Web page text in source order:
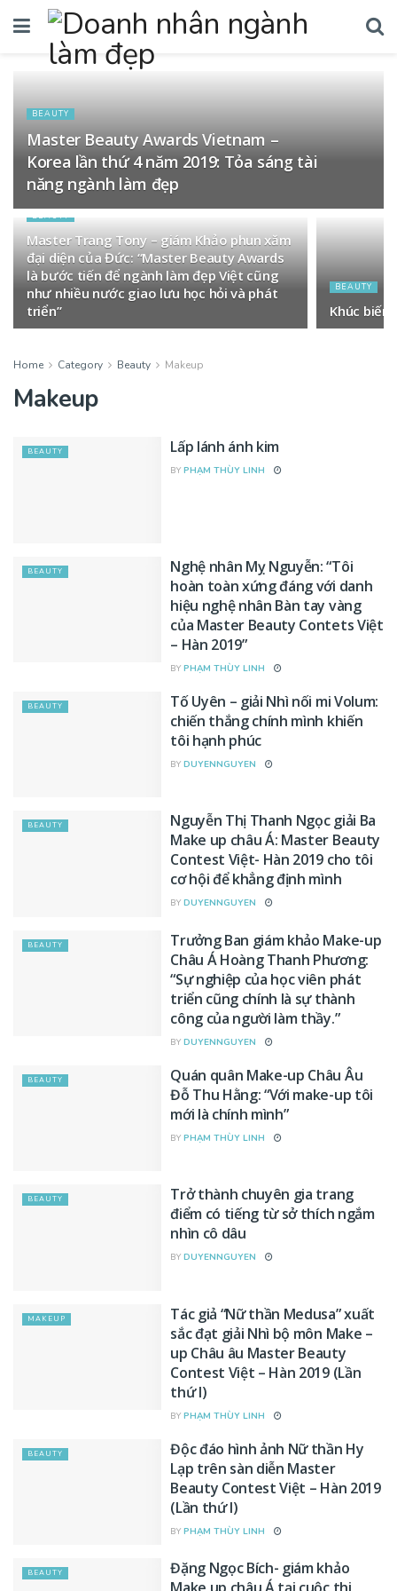
BEAUTY
Master Beauty Awards Vietnam –
Korea lần thứ 4 năm 2019: Tỏa sáng tài
năng ngành làm đẹp
BEAUTY
Master Trang Tony – giám Khảo phun xăm
đại diện của Đức: “Master Beauty Awards
là bước tiến để ngành làm đẹp Việt cũng
như nhiều nước giao lưu học hỏi và phát
triển”
BEAUTY
Khúc biến
Home Category Beauty Makeup
Makeup
BEAUTY Lấp lánh ánh kim
BY PHẠM THÙY LINH
BEAUTY
Nghệ nhân Mỵ Nguyễn: “Tôi
hoàn toàn xứng đáng với danh
hiệu nghệ nhân Bàn tay vàng
của Master Beauty Contets Việt
– Hàn 2019”
BY PHẠM THÙY LINH
BEAUTY
Tố Uyên – giải Nhì nối mi Volum:
chiến thắng chính mình khiến
tôi hạnh phúc
BY DUYENNGUYEN
BEAUTY
Nguyễn Thị Thanh Ngọc giải Ba
Make up châu Á: Master Beauty
Contest Việt- Hàn 2019 cho tôi
cơ hội để khẳng định mình
BY DUYENNGUYEN
BEAUTY
Trưởng Ban giám khảo Make-up
Châu Á Hoàng Thanh Phương:
“Sự nghiệp của học viên phát
triển cũng chính là sự thành
công của người làm thầy.”
BY DUYENNGUYEN
BEAUTY
Quán quân Make-up Châu Âu
Đỗ Thu Hằng: “Với make-up tôi
mới là chính mình”
BY PHẠM THÙY LINH
BEAUTY
Trở thành chuyên gia trang
điểm có tiếng từ sở thích ngắm
nhìn cô dâu
BY DUYENNGUYEN
MAKEUP
Tác giả “Nữ thần Medusa” xuất
sắc đạt giải Nhì bộ môn Make –
up Châu âu Master Beauty
Contest Việt – Hàn 2019 (Lần
thứ I)
BY PHẠM THÙY LINH
BEAUTY
Độc đáo hình ảnh Nữ thần Hy
Lạp trên sàn diễn Master
Beauty Contest Việt – Hàn 2019
(Lần thứ I)
BY PHẠM THÙY LINH
BEAUTY
Đặng Ngọc Bích- giám khảo